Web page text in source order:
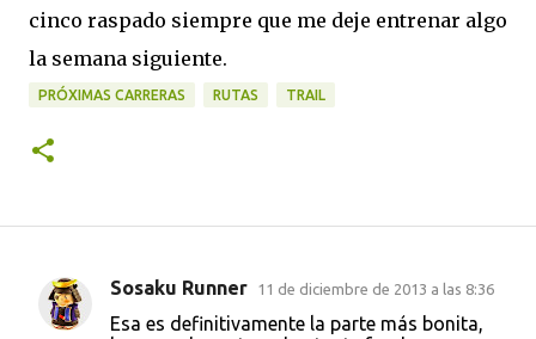
cinco raspado siempre que me deje entrenar algo
la semana siguiente.
PRÓXIMAS CARRERAS RUTAS TRAIL
C
Sosaku Runner 11 de diciembre de 2013 a las 8:36
Esa es definitivamente la parte más bonita,